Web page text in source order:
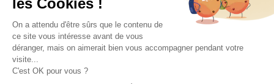
RÉSERVER UN COURS
AVANTAGES ET RÉDUCTIONS
PARRAINAGE